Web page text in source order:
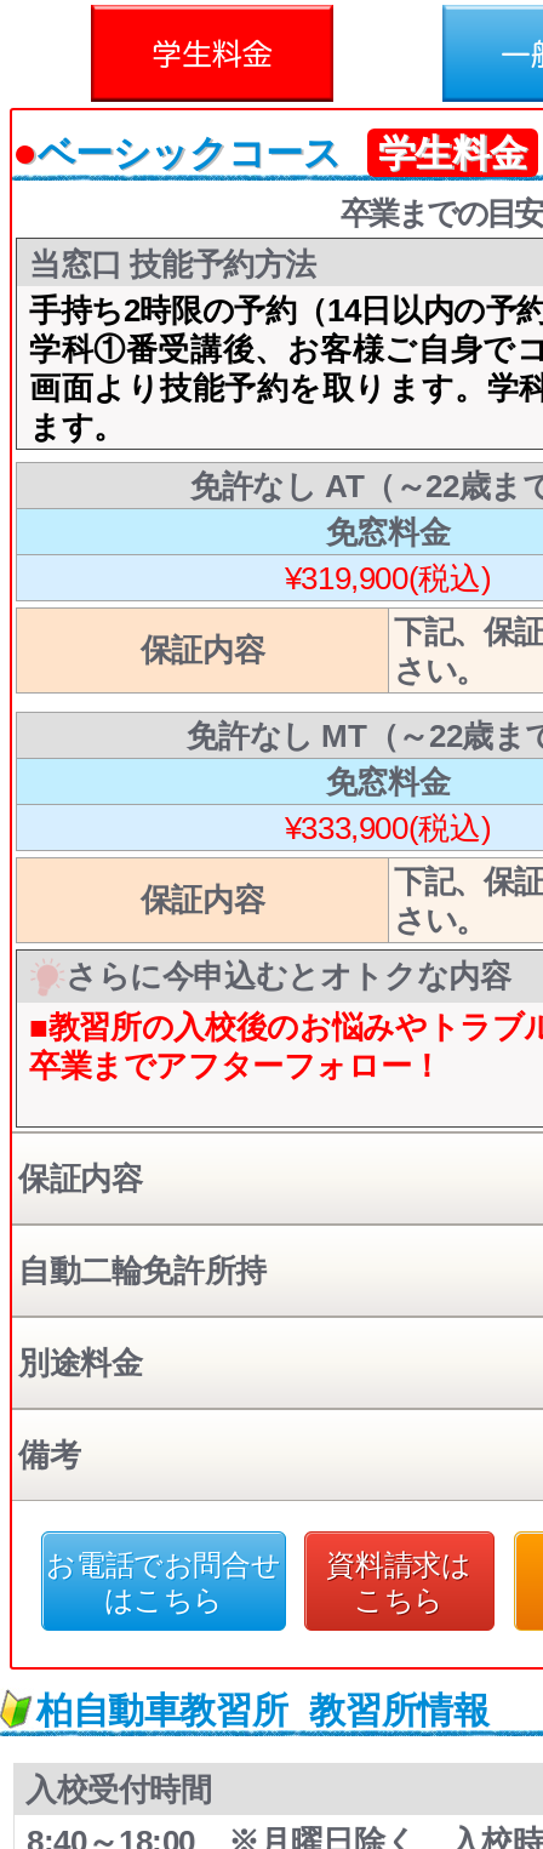
●ベーシックコース 学生料金
卒業までの目
当窓口 技能予約方法
手持ち2時限の予約（14日以内の予
学科①番受講後、お客様ご自身で
画面より技能予約を取ります。学
ます。
免許なし AT（～22歳ま
免窓料金
¥319,900(税込)
保証内容
下記、保
さい。
免許なし MT（～22歳ま
免窓料金
¥333,900(税込)
保証内容
下記、保
さい。
さらに今申込むとオトクな内容
■教習所の入校後のお悩みやトラブ
卒業までアフターフォロー！
保証内容
自動二輪免許所持
別途料金
備考
お電話でお問合せ
はこちら
資料請求は
こちら
柏自動車教習所 教習所情報
入校受付時間